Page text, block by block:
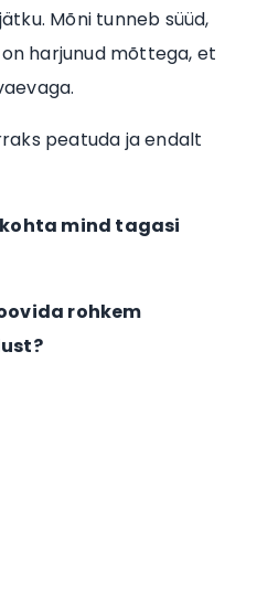
Mõni tunneb süüd,
harjunud mõttega, et
peatuda ja endalt
mind tagasi
rohkem